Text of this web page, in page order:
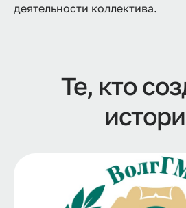
деятельности коллектива.
Те, кто